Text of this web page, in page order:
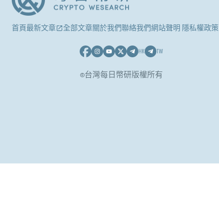
首頁最新文章 全部文章關於我們聯絡我們網站聲明 隱私權政策
HK TW
©台灣每日幣研版權所有